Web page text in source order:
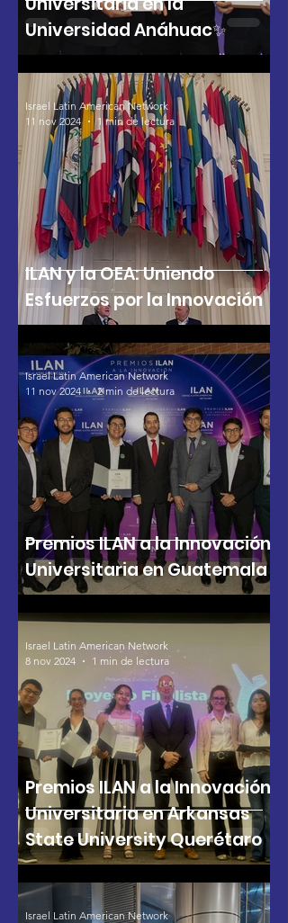
Universidad Anáhuac✨
ILAN y la OEA: Uniendo
Esfuerzos por la Innovación
Israel Latin American Network
11 nov 2024
1 min de lectura
Premios ILAN a la Innovación
Universitaria en Guatemala
Israel Latin American Network
11 nov 2024
2 min de lectura
Premios ILAN a la Innovación
Universitaria en Arkansas
State University Querétaro
Israel Latin American Network
8 nov 2024
1 min de lectura
Israel Latin American Network